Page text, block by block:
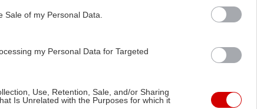
Sale of my Personal Data.
my Personal Data for Targeted
Use, Retention, Sale, and/or Sharing
Is Unrelated with the Purposes for which it